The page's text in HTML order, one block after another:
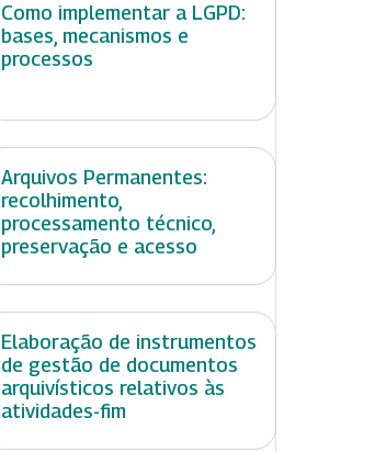
Como implementar a LGPD:
bases, mecanismos e
processos
Arquivos Permanentes:
recolhimento,
processamento técnico,
preservação e acesso
Elaboração de instrumentos
de gestão de documentos
arquivísticos relativos às
atividades-fim